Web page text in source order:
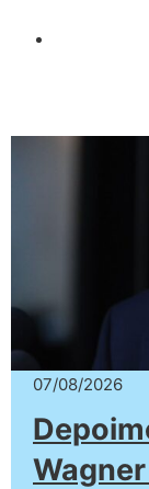
07/08/2026
Wagner